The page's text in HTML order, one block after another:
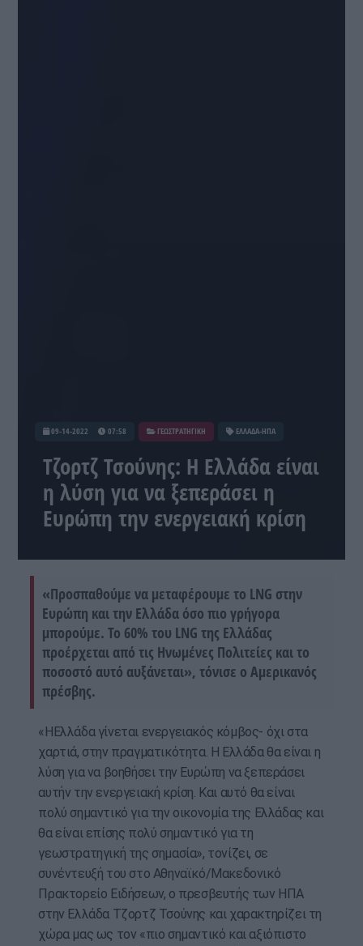
09-14-2022 07:58 ΓΕΩΣΤΡΑΤΗΓΙΚΗ ΕΛΛΑΔΑ-ΗΠΑ
Τζορτζ Τσούνης: Η Ελλάδα είναι
η λύση για να ξεπεράσει η
Ευρώπη την ενεργειακή κρίση
«Προσπαθούμε να μεταφέρουμε το LNG στην
Ευρώπη και την Ελλάδα όσο πιο γρήγορα
μπορούμε. Το 60% του LNG της Ελλάδας
προέρχεται από τις Ηνωμένες Πολιτείες και το
ποσοστό αυτό αυξάνεται», τόνισε ο Αμερικανός
πρέσβης.
«ΗΕλλάδα γίνεται ενεργειακός κόμβος- όχι στα
χαρτιά, στην πραγματικότητα. Η Ελλάδα θα είναι η
λύση για να βοηθήσει την Ευρώπη να ξεπεράσει
αυτήν την ενεργειακή κρίση. Και αυτό θα είναι
πολύ σημαντικό για την οικονομία της Ελλάδας και
θα είναι επίσης πολύ σημαντικό για τη
γεωστρατηγική της σημασία», τονίζει, σε
συνέντευξή του στο Αθηναϊκό/Μακεδονικό
Πρακτορείο Ειδήσεων, ο πρεσβευτής των ΗΠΑ
στην Ελλάδα Τζορτζ Τσούνης και χαρακτηρίζει τη
χώρα μας ως τον «πιο σημαντικό και αξιόπιστο